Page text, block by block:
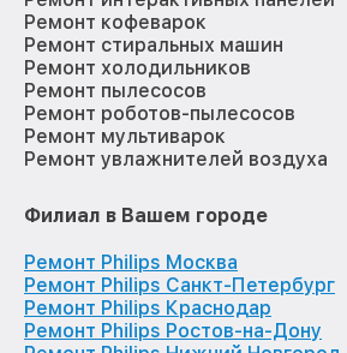
Ремонт кофеварок
Ремонт стиральных машин
Ремонт холодильников
Ремонт пылесосов
Ремонт роботов-пылесосов
Ремонт мультиварок
Ремонт увлажнителей воздуха
Филиал в Вашем городе
Ремонт Philips Москва
Ремонт Philips Санкт-Петербург
Ремонт Philips Краснодар
Ремонт Philips Ростов-на-Дону